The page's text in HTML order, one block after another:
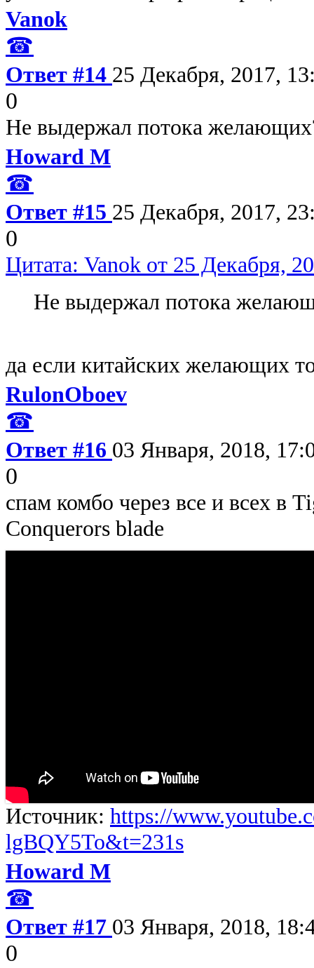
Vanok
☎
Ответ #14 25 Декабря, 2017,
0
Не выдержал потока
Howard M
☎
Ответ #15 25 Декабря, 2017,
0
Цитата: Vanok от 25 Декабря,
Не выдержал потока
да если китайских желающих
RulonOboev
☎
Ответ #16 03 Января, 2018,
0
спам комбо через все и всех в
Conquerors blade
Источник: https://
lgBQY5To&t=231s
Howard M
☎
Ответ #17 03 Января, 2018,
0